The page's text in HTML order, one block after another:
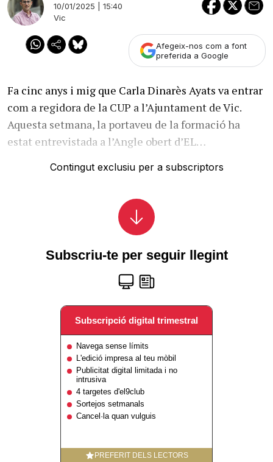
10/01/2025 | 15:40
Vic
Afegeix-nos com a font
preferida a Google
Fa cinc anys i mig que Carla Dinarès Ayats va entrar
com a regidora de la CUP a l’Ajuntament de Vic.
Aquesta setmana, la portaveu de la formació ha
estat entrevistada a l’Angle obert d’EL…
Contingut exclusiu per a subscriptors